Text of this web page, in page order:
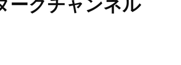
ークチャンネル